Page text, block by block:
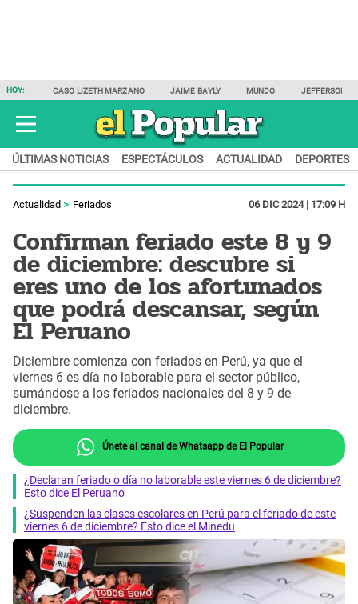
HOY: CASO LIZETH MARZANO JAIME BAYLY MUNDO JEFFERSON
ÚLTIMAS NOTICIAS ESPECTÁCULOS ACTUALIDAD DEPORTES
Actualidad Feriados 06 DIC 2024 | 17:09 H
Confirman feriado este 8 y 9
de diciembre: descubre si
eres uno de los afortunados
que podrá descansar, según
El Peruano
Diciembre comienza con feriados en Perú, ya que el
viernes 6 es día no laborable para el sector público,
sumándose a los feriados nacionales del 8 y 9 de
diciembre.
Únete al canal de Whatsapp de El Popular
¿Declaran feriado o día no laborable este viernes 6 de diciembre?
Esto dice El Peruano
¿Suspenden las clases escolares en Perú para el feriado de este
viernes 6 de diciembre? Esto dice el Minedu